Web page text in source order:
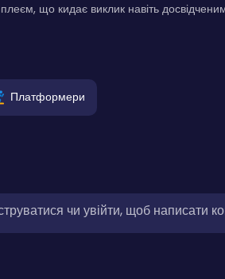
що кидає виклик навіть
Платформери
чи увійти, щоб написати